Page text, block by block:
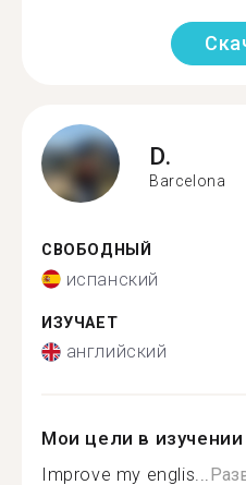
D.
Barcelona
СВОБОДНЫЙ
испанский
ИЗУЧАЕТ
английский
Мои цели в
Improve my englis...